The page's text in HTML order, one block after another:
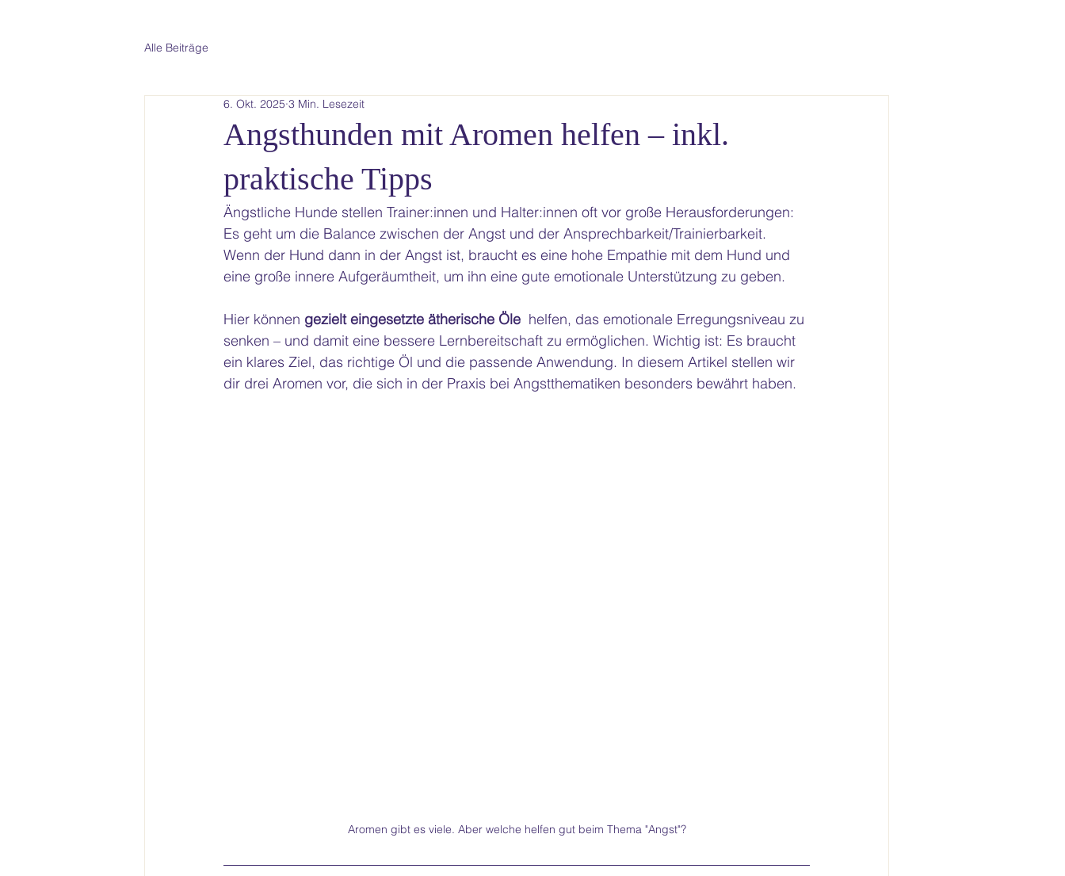
Alle Beiträge
Angsthunden mit Aromen helfen – inkl.
praktische Tipps
6. Okt. 2025 3 Min. Lesezeit
Ängstliche Hunde stellen Trainer:innen und Halter:innen oft vor große Herausforderungen:
Es geht um die Balance zwischen der Angst und der Ansprechbarkeit/Trainierbarkeit.
Wenn der Hund dann in der Angst ist, braucht es eine hohe Empathie mit dem Hund und
eine große innere Aufgeräumtheit, um ihn eine gute emotionale Unterstützung zu geben.
Hier können gezielt eingesetzte ätherische Öle helfen, das emotionale Erregungsniveau zu
senken – und damit eine bessere Lernbereitschaft zu ermöglichen. Wichtig ist: Es braucht
ein klares Ziel, das richtige Öl und die passende Anwendung. In diesem Artikel stellen wir
dir drei Aromen vor, die sich in der Praxis bei Angstthematiken besonders bewährt haben.
Aromen gibt es viele. Aber welche helfen gut beim Thema "Angst"?